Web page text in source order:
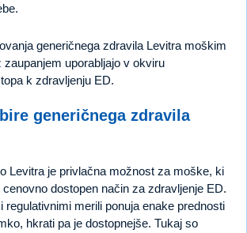
generičnega zdravila Levitra moškim
zaupanjem uporabljajo v okviru
k zdravljenju ED.
generičnega zdravila
Levitra je privlačna možnost za moške, ki
dostopen način za zdravljenje ED.
regulativnimi merili ponuja enake prednosti
hkrati pa je dostopnejše. Tukaj so